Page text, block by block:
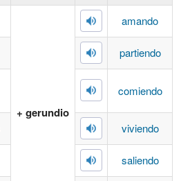
+ gerundio
amando
partiendo
comiendo
viviendo
saliendo